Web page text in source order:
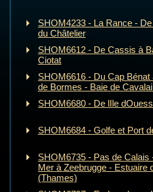
SHOM4233 - La Rance -
du Châtelier
SHOM6612 - De Cassis à
Ciotat
SHOM6616 - Du Cap
de Bormes - Baie de
SHOM6680 - De lIle
SHOM6684 - Golfe et Port
SHOM6735 - Pas de Calais
Mer à Zeebrugge - Estuaire
(Thames)